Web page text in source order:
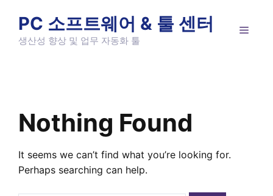
content
PC 소프트웨어 & 툴 센터
생산성 향상 및 업무 자동화 툴
Nothing Found
It seems we can’t find what you’re looking for.
Perhaps searching can help.